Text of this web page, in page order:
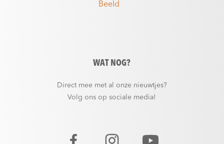
Beeld
WAT NOG?
Direct mee met al onze nieuwtjes?
Volg ons op sociale media!